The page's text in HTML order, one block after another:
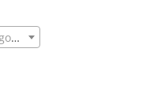
Selecciona una categoría